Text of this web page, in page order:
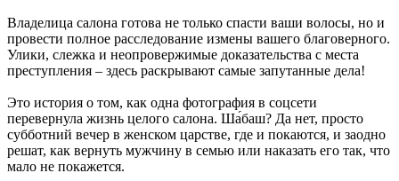
Владелица салона готова не только спасти ваши волосы, но и
провести полное расследование измены вашего благоверного.
Улики, слежка и неопровержимые доказательства с места
преступления – здесь раскрывают самые запутанные дела!
Это история о том, как одна фотография в соцсети
перевернула жизнь целого салона. Ша́баш? Да нет, просто
субботний вечер в женском царстве, где и покаются, и заодно
решат, как вернуть мужчину в семью или наказать его так, что
мало не покажется.